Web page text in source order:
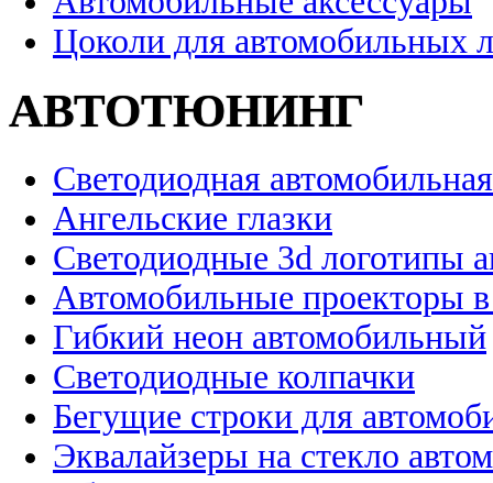
Цоколи для автомобильных
АВТОТЮНИНГ
Светодиодная
Ангельские глазки
Светодиодные 3d логотипы
Автомобильные проекторы
Гибкий неон автомобильный
Светодиодные колпачки
Бегущие строки для
Эквалайзеры на стекло